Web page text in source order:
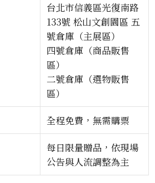
台北市信義區光復南路
133號 松山文創園區 五
號倉庫（主展區）
四號倉庫（商品販售
區）
二號倉庫（選物販售
區）
全程免費，無需購票
每日限量贈品，依現場
公告與人流調整為主